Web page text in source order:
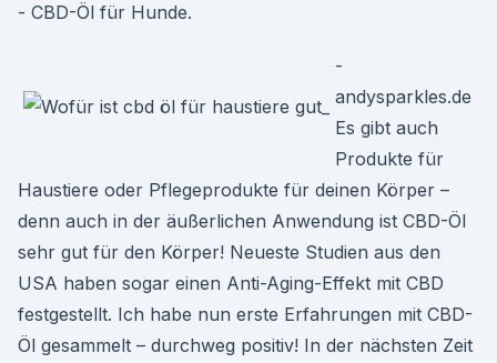
- CBD-Öl für Hunde.
-
andysparkles.de
Es gibt auch
Produkte für
Haustiere oder Pflegeprodukte für deinen Körper –
denn auch in der äußerlichen Anwendung ist CBD-Öl
sehr gut für den Körper! Neueste Studien aus den
USA haben sogar einen Anti-Aging-Effekt mit CBD
festgestellt. Ich habe nun erste Erfahrungen mit CBD-
Öl gesammelt – durchweg positiv! In der nächsten Zeit